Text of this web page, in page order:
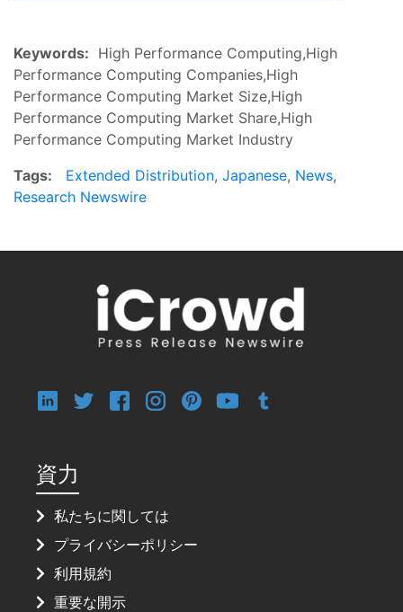
Keywords: High Performance Computing,High
Performance Computing Companies,High
Performance Computing Market Size,High
Performance Computing Market Share,High
Performance Computing Market Industry
Tags:
Extended Distribution, Japanese, News,
Research Newswire
資力
私たちに関しては
プライバシーポリシー
利用規約
重要な開示